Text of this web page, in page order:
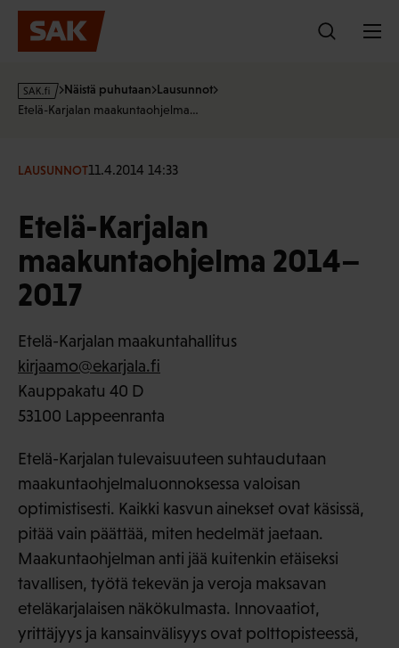
Hyppää
sisältöön
s
a
f
Näistä puhutaan Lausunnot
Etelä-Karjalan maakuntaohjelma…
LAUSUNNOT11.4.2014 14:33
Etelä-Karjalan
maakuntaohjelma 2014–
2017
Etelä-Karjalan maakuntahallitus
kirjaamo@ekarjala.fi
Kauppakatu 40 D
53100 Lappeenranta
Etelä-Karjalan tulevaisuuteen suhtaudutaan
maakuntaohjelmaluonnoksessa valoisan
optimistisesti. Kaikki kasvun ainekset ovat käsissä,
pitää vain päättää, miten hedelmät jaetaan.
Maakuntaohjelman anti jää kuitenkin etäiseksi
tavallisen, työtä tekevän ja veroja maksavan
eteläkarjalaisen näkökulmasta. Innovaatiot,
yrittäjyys ja kansainvälisyys ovat polttopisteessä,